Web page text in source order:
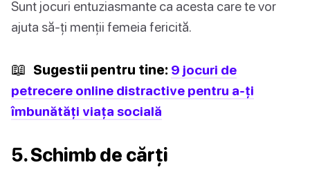
Sunt jocuri entuziasmante ca acesta care te vor
ajuta să-ți menții femeia fericită.
📖 Sugestii pentru tine: 9 jocuri de
petrecere online distractive pentru a-ți
îmbunătăți viața socială
5. Schimb de cărți